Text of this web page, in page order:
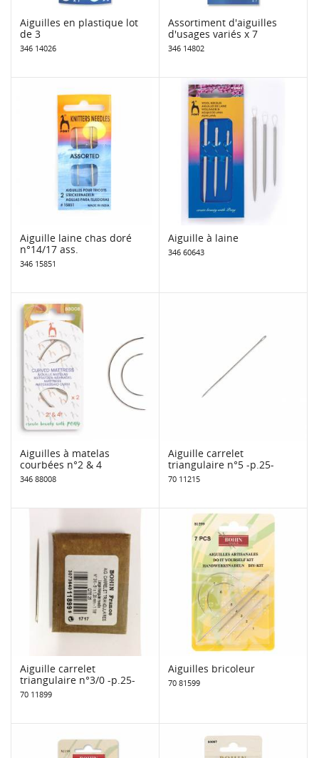
Aiguilles en plastique lot
de 3
346 14026
Assortiment d'aiguilles
d'usages variés x 7
346 14802
Aiguille laine chas doré
n°14/17 ass.
346 15851
Aiguille à laine
346 60643
Aiguilles à matelas
courbées n°2 & 4
346 88008
Aiguille carrelet
triangulaire n°5 -p.25-
70 11215
Aiguille carrelet
triangulaire n°3/0 -p.25-
70 11899
Aiguilles bricoleur
70 81599